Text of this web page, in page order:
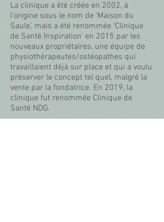
La clinique a été créée en 2002, à
l'origine sous le nom de 'Maison du
Saule', mais a été renommée 'Clinique
de Santé Inspiration' en 2015 par les
nouveaux propriétaires, une équipe de
physiothérapeutes/ostéopathes qui
travaillaient déjà sur place et qui a voulu
préserver le concept tel quel, malgré la
vente par la fondatrice. En 2019, la
clinique fut renommée Clinique de
Santé NDG.